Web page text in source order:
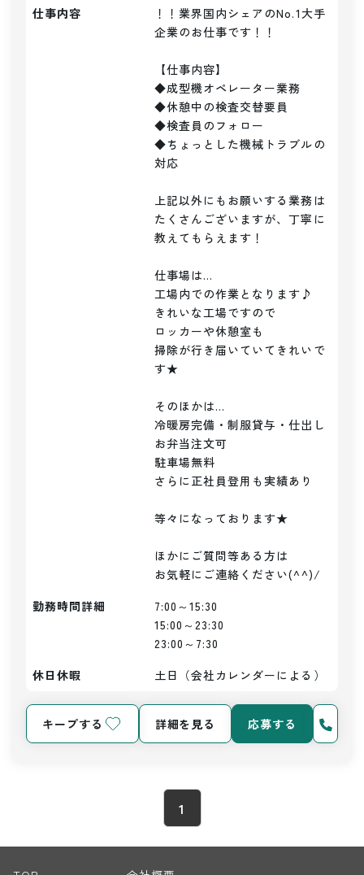
仕事内容
！！業界国内シェアのNo.1大手
企業のお仕事です！！
【仕事内容】
◆成型機オペレーター業務
◆休憩中の検査交替要員
◆検査員のフォロー
◆ちょっとした機械トラブルの
対応
上記以外にもお願いする業務は
たくさんございますが、丁寧に
教えてもらえます！
仕事場は…
工場内での作業となります♪
きれいな工場ですので
ロッカーや休憩室も
掃除が行き届いていてきれいで
す★
そのほかは…
冷暖房完備・制服貸与・仕出し
お弁当注文可
駐車場無料
さらに正社員登用も実績あり
等々になっております★
ほかにご質問等ある方は
お気軽にご連絡ください(^^)/
勤務時間詳細
7:00～15:30
15:00～23:30
23:00～7:30
休日休暇
土日（会社カレンダーによる）
キープする 詳細を見る 応募する
1